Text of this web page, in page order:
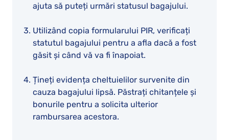
ajuta să puteți urmări statusul bagajului.
Utilizând copia formularului PIR, verificați
statutul bagajului pentru a afla dacă a fost
găsit și când vă va fi înapoiat.
Țineți evidența cheltuielilor survenite din
cauza bagajului lipsă. Păstrați chitanțele și
bonurile pentru a solicita ulterior
rambursarea acestora.